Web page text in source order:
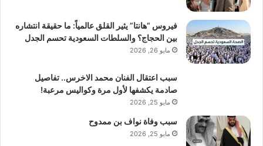
فيروس “هانتا” يثير القلق عالمياً: ما حقيقة انتشاره
بين الحجاج؟ والسلطات السعودية تحسم الجدل
مايو 26, 2026
سبب اعتقال الفنان محمد الاخرس.. تفاصيل
صادمة يكشفها لأول مرة وكواليس مرعبة!
مايو 25, 2026
سبب وفاة نواف بن ممدوح
مايو 25, 2026